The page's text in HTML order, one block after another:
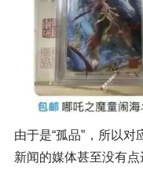
由于是“孤品”，所以
新闻的媒体甚至没有点